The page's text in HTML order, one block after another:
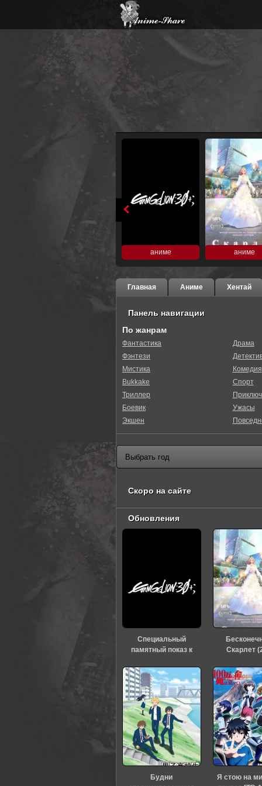
аниме аниме
Главная Аниме Хентай
Панель навигации
По жанрам
Фантастика
Фэнтези
Мистика
Bukkake
Триллер
Боевик
Экшен
Драма
Комедия
Спорт
Ужасы
Скоро на сайте
Обновления
Специальный
памятный показ к
«Евангелиона» (2026)
Скарлет
Будни
Я стою на